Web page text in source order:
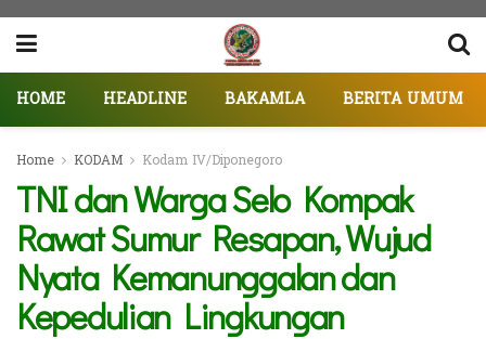
HOME HEADLINE BAKAMLA BERITA UMUM
Home KODAM Kodam IV/Diponegoro
TNI dan Warga Selo Kompak
Rawat Sumur Resapan, Wujud
Nyata Kemanunggalan dan
Kepedulian Lingkungan